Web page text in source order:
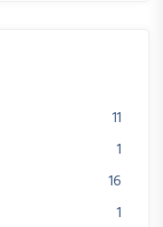
11
1
16
1